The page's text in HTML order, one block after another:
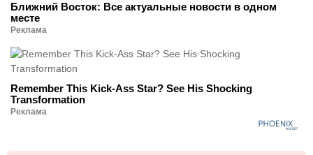
Ближний Восток: Все актуальные новости в одном
месте
Реклама
Remember This Kick-Ass Star? See His Shocking
Transformation
Реклама